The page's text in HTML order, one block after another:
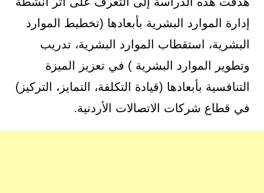
إدارة الموارد البشرية بأبعادها (تخطيط الموارد
البشرية، استقطاب الموارد البشرية، تدريب
وتطوير الموارد البشرية ) في تعزيز الميزة
التنافسية بأبعادها (قيادة التكلفة، التمايز، التركيز)
في قطاع شركات الاتصالات الأردنية.